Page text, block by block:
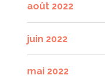
août 2022
juin 2022
mai 2022